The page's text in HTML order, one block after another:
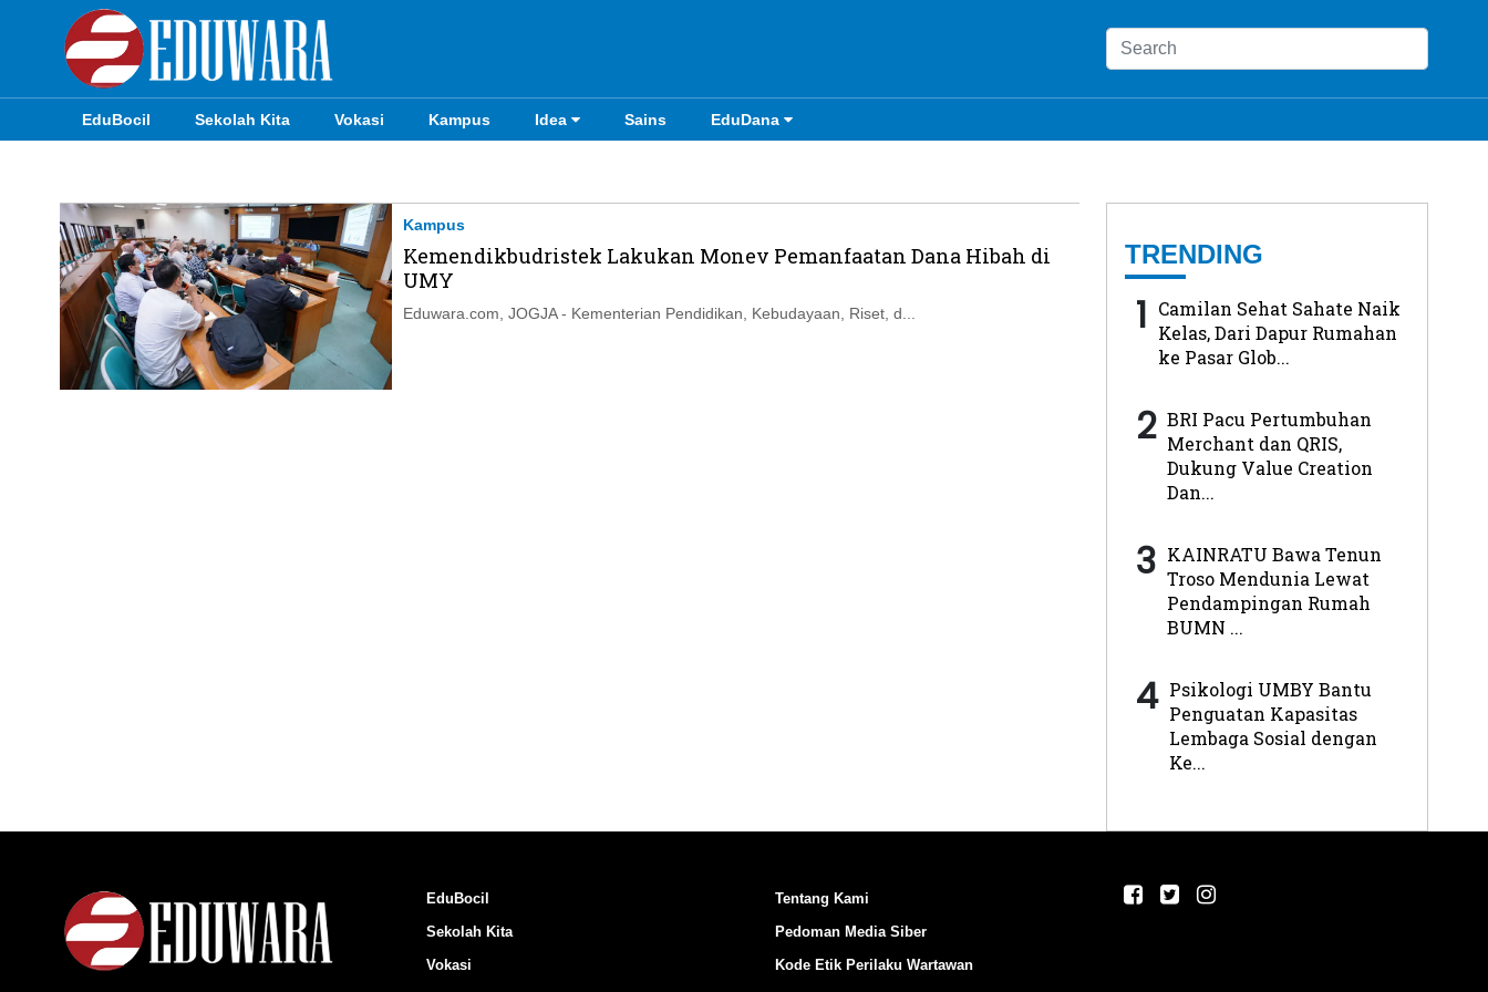
EduBocil Sekolah Kita Vokasi Kampus Idea Sains EduDana
Sekolah Kita
Vokasi
Kampus
Idea
Sains
Kampus
Kemendikbudristek Lakukan Monev Pemanfaatan Dana Hibah di
UMY
Eduwara.com, JOGJA - Kementerian Pendidikan, Kebudayaan, Riset, d...
TRENDING
1 Camilan Sehat Sahate Naik
Kelas, Dari Dapur Rumahan
ke Pasar Glob...
2 BRI Pacu Pertumbuhan
Merchant dan QRIS,
Dukung Value Creation
Dan...
3 KAINRATU Bawa Tenun
Troso Mendunia Lewat
Pendampingan Rumah
BUMN ...
4 Psikologi UMBY Bantu
Penguatan Kapasitas
Lembaga Sosial dengan
Ke...
EduBocil
Sekolah Kita
Vokasi
Tentang Kami
Pedoman Media Siber
Kode Etik Perilaku Wartawan